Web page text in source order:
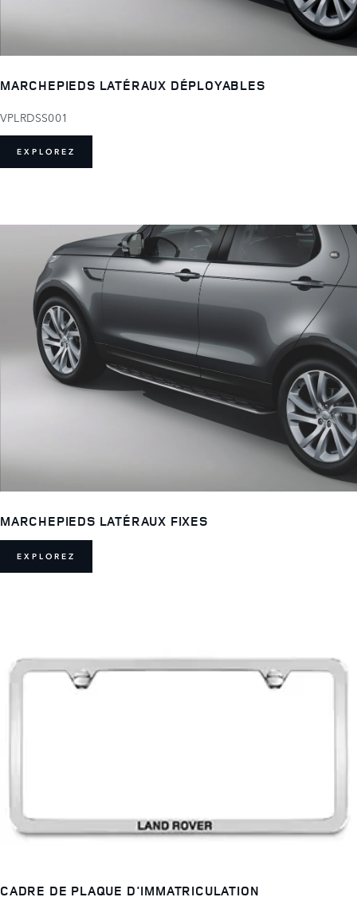
MARCHEPIEDS LATÉRAUX DÉPLOYABLES
VPLRDSS001
EXPLOREZ
MARCHEPIEDS LATÉRAUX FIXES
EXPLOREZ
CADRE DE PLAQUE D'IMMATRICULATION